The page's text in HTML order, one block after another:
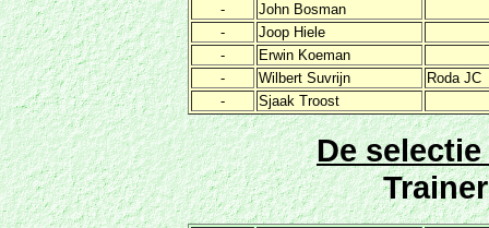
-
John Bosman
-
Joop Hiele
-
Erwin Koeman
-
Wilbert Suvrijn
Roda JC
-
Sjaak Troost
De
Trainer